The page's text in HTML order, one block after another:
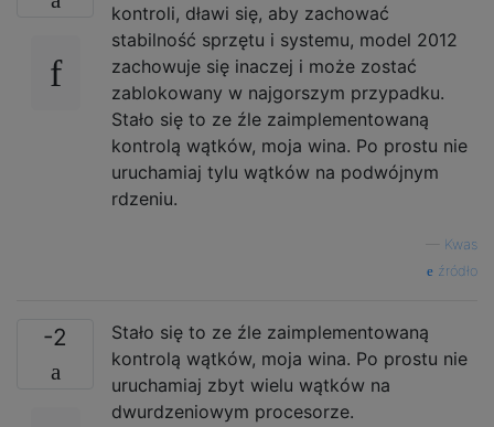
kontroli, dławi się, aby zachować
stabilność sprzętu i systemu, model 2012
zachowuje się inaczej i może zostać
zablokowany w najgorszym przypadku.
Stało się to ze źle zaimplementowaną
kontrolą wątków, moja wina. Po prostu nie
uruchamiaj tylu wątków na podwójnym
rdzeniu.
Kwas
źródło
-2
Stało się to ze źle zaimplementowaną
kontrolą wątków, moja wina. Po prostu nie
uruchamiaj zbyt wielu wątków na
dwurdzeniowym procesorze.